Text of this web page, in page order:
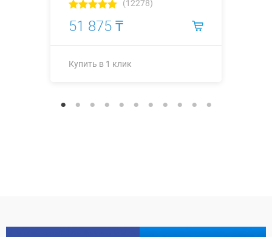
(12278)
51 875 ₸
Купить в 1 клик